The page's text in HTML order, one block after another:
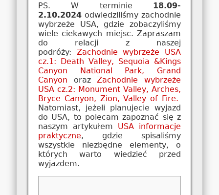
PS. W terminie 18.09-
2.10.2024 odwiedziliśmy zachodnie
wybrzeże USA, gdzie zobaczyliśmy
wiele ciekawych miejsc. Zapraszam
do relacji z naszej
podróży: Zachodnie wybrzeże USA
cz.1: Death Valley, Sequoia &Kings
Canyon National Park, Grand
Canyon orazZachodnie wybrzeże
USA cz.2: Monument Valley, Arches,
Bryce Canyon, Zion, Valley of Fire.
Natomiast, jeżeli planujecie wyjazd
do USA, to polecam zapoznać się z
naszym artykułem USA informacje
praktyczne, gdzie spisaliśmy
wszystkie niezbędne elementy, o
których warto wiedzieć przed
wyjazdem.